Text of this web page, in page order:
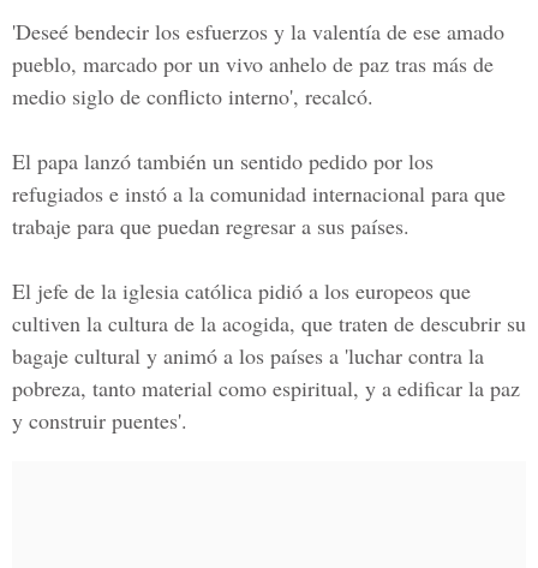
'Deseé bendecir los esfuerzos y la valentía de ese amado
pueblo, marcado por un vivo anhelo de paz tras más de
medio siglo de conflicto interno', recalcó.
El papa lanzó también un sentido pedido por los
refugiados e instó a la comunidad internacional para que
trabaje para que puedan regresar a sus países.
El jefe de la iglesia católica pidió a los europeos que
cultiven la cultura de la acogida, que traten de descubrir su
bagaje cultural y animó a los países a 'luchar contra la
pobreza, tanto material como espiritual, y a edificar la paz
y construir puentes'.